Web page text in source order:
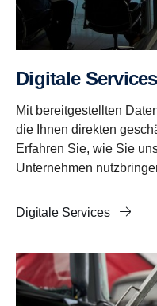
Digitale Services
Mit bereitgestellten
die Ihnen direkten
Erfahren Sie, wie Sie
Unternehmen
Digitale Services